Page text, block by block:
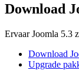
Download
Ervaar Joomla 5.3
Download
Upgrade